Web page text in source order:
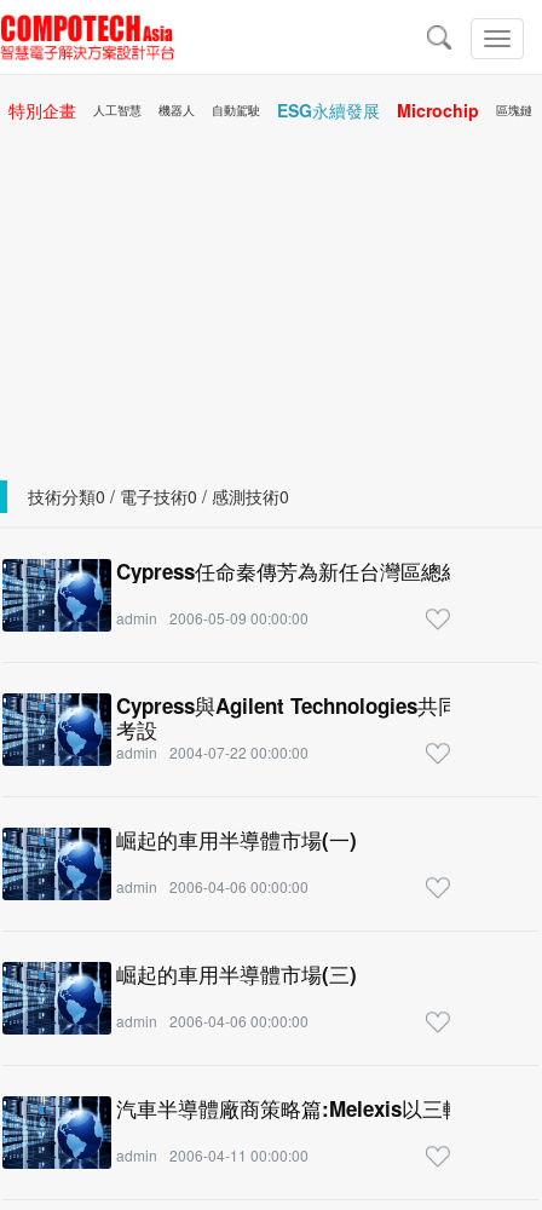
切
換
航
航
特別企畫 人工智慧 機器人 自動駕駛 ESG永續發展 Microchip 區塊鏈
技術分類0 / 電子技術0 / 感測技術0
Cypress任命秦傳芳為新任台灣區總經理
admin 2006-05-09 00:00:00
Cypress與Agilent Technologies共同推出
考設
admin 2004-07-22 00:00:00
崛起的車用半導體市場(一)
admin 2006-04-06 00:00:00
崛起的車用半導體市場(三)
admin 2006-04-06 00:00:00
汽車半導體廠商策略篇:Melexis以三軸技術引
admin 2006-04-11 00:00:00